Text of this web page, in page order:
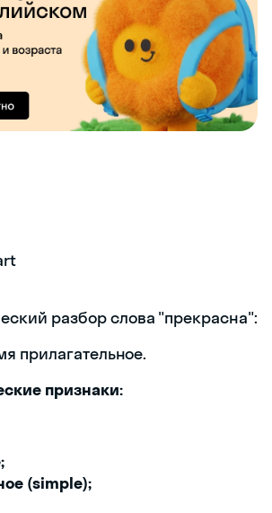
разбор слова "прекрасна":
прилагательное.
признаки:
(simple);